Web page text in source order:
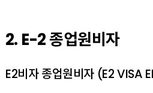
2. E-2 종업원비자
E2비자 종업원비자 (E2 VISA